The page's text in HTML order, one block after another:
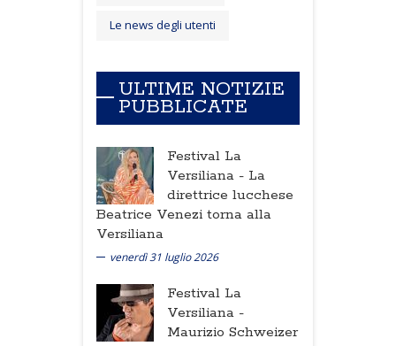
Le news degli utenti
ULTIME NOTIZIE
PUBBLICATE
Festival La
Versiliana - La
direttrice lucchese
Beatrice Venezi torna alla
Versiliana
venerdì 31 luglio 2026
Festival La
Versiliana -
Maurizio Schweizer